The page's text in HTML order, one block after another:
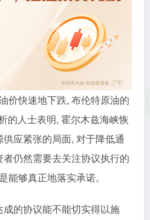
价快速地下跌, 布伦特原油的
的人士表明, 霍尔木兹海峡恢
应紧张的局面, 对于降低通
仍然需要去关注协议执行的
能够真正地落实承诺。
的协议能不能切实得以施